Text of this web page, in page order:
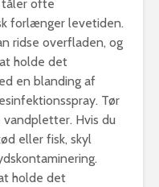
ofte
forlænger levetiden.
ridse overfladen, og
holde det
en blanding af
Tør
Hvis du
eller fisk, skyl
holde det